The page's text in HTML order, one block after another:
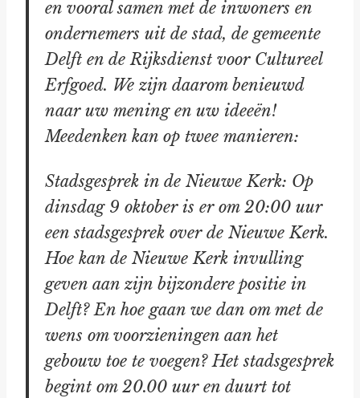
en vooral samen met de inwoners en
ondernemers uit de stad, de gemeente
Delft en de Rijksdienst voor Cultureel
Erfgoed. We zijn daarom benieuwd
naar uw mening en uw ideeën!
Meedenken kan op twee manieren:
Stadsgesprek in de Nieuwe Kerk: Op
dinsdag 9 oktober is er om 20:00 uur
een stadsgesprek over de Nieuwe Kerk.
Hoe kan de Nieuwe Kerk invulling
geven aan zijn bijzondere positie in
Delft? En hoe gaan we dan om met de
wens om voorzieningen aan het
gebouw toe te voegen? Het stadsgesprek
begint om 20.00 uur en duurt tot